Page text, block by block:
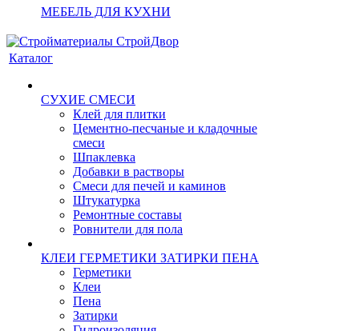
МЕБЕЛЬ ДЛЯ КУХНИ
Каталог
СУХИЕ СМЕСИ
Клей для плитки
Цементно-песчаные и кладочные
смеси
Шпаклевка
Добавки в растворы
Смеси для печей и каминов
Штукатурка
Ремонтные составы
Ровнители для пола
КЛЕИ ГЕРМЕТИКИ ЗАТИРКИ ПЕНА
Герметики
Клеи
Пена
Затирки